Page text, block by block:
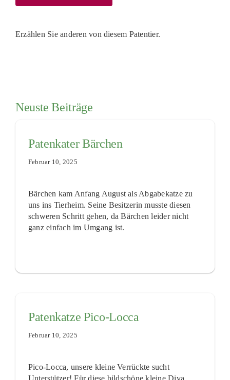
Erzählen Sie anderen von diesem Patentier.
Neuste Beiträge
Patenkater Bärchen
Februar 10, 2025
Bärchen kam Anfang August als Abgabekatze zu
uns ins Tierheim. Seine Besitzerin musste diesen
schweren Schritt gehen, da Bärchen leider nicht
ganz einfach im Umgang ist.
Patenkatze Pico-Locca
Februar 10, 2025
Pico-Locca, unsere kleine Verrückte sucht
Unterstützer! Für diese bildschöne kleine Diva